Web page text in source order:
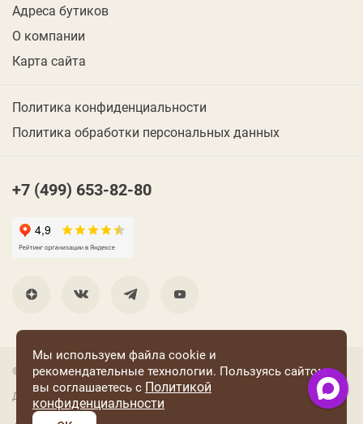
Адреса бутиков
О компании
Карта сайта
Политика конфиденциальности
Политика обработки персональных данных
+7 (499) 653-82-80
© 2001 Группа компаний «Конфаэль»
Дизайн —RUSO
Мы используем файла cookie и
рекомендательные технологии. Пользуясь сайтом
вы соглашаетесь с Политикой
конфиденциальности